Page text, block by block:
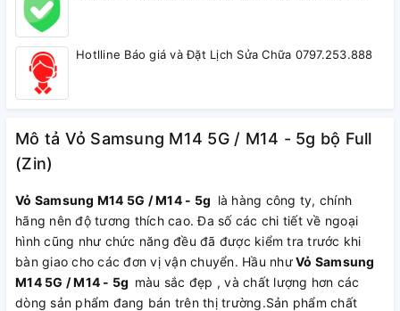
Hotlline Báo giá và Đặt Lịch Sửa Chữa 0797.253.888
Mô tả Vỏ Samsung M14 5G / M14 - 5g bộ Full
(Zin)
Vỏ Samsung M14 5G / M14 - 5g là hàng công ty, chính
hãng nên độ tương thích cao. Đa số các chi tiết về ngoại
hình cũng như chức năng đều đã được kiểm tra trước khi
bàn giao cho các đơn vị vận chuyển. Hầu nhưVỏ Samsung
M14 5G / M14 - 5g màu sắc đẹp , và chất lượng hơn các
dòng sản phẩm đang bán trên thị trường.Sản phẩm chất